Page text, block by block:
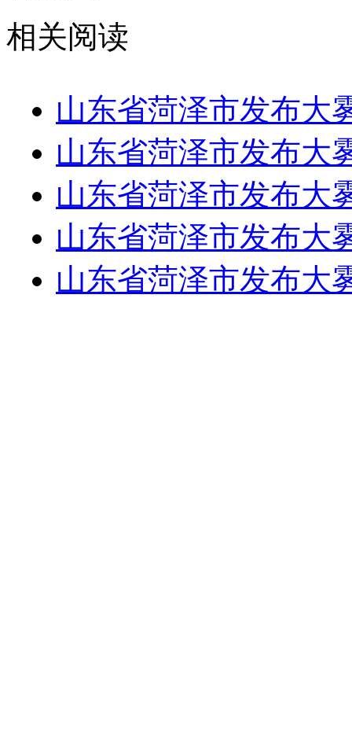
相关阅读
山东省菏泽市发布大
山东省菏泽市发布大
山东省菏泽市发布大
山东省菏泽市发布大
山东省菏泽市发布大